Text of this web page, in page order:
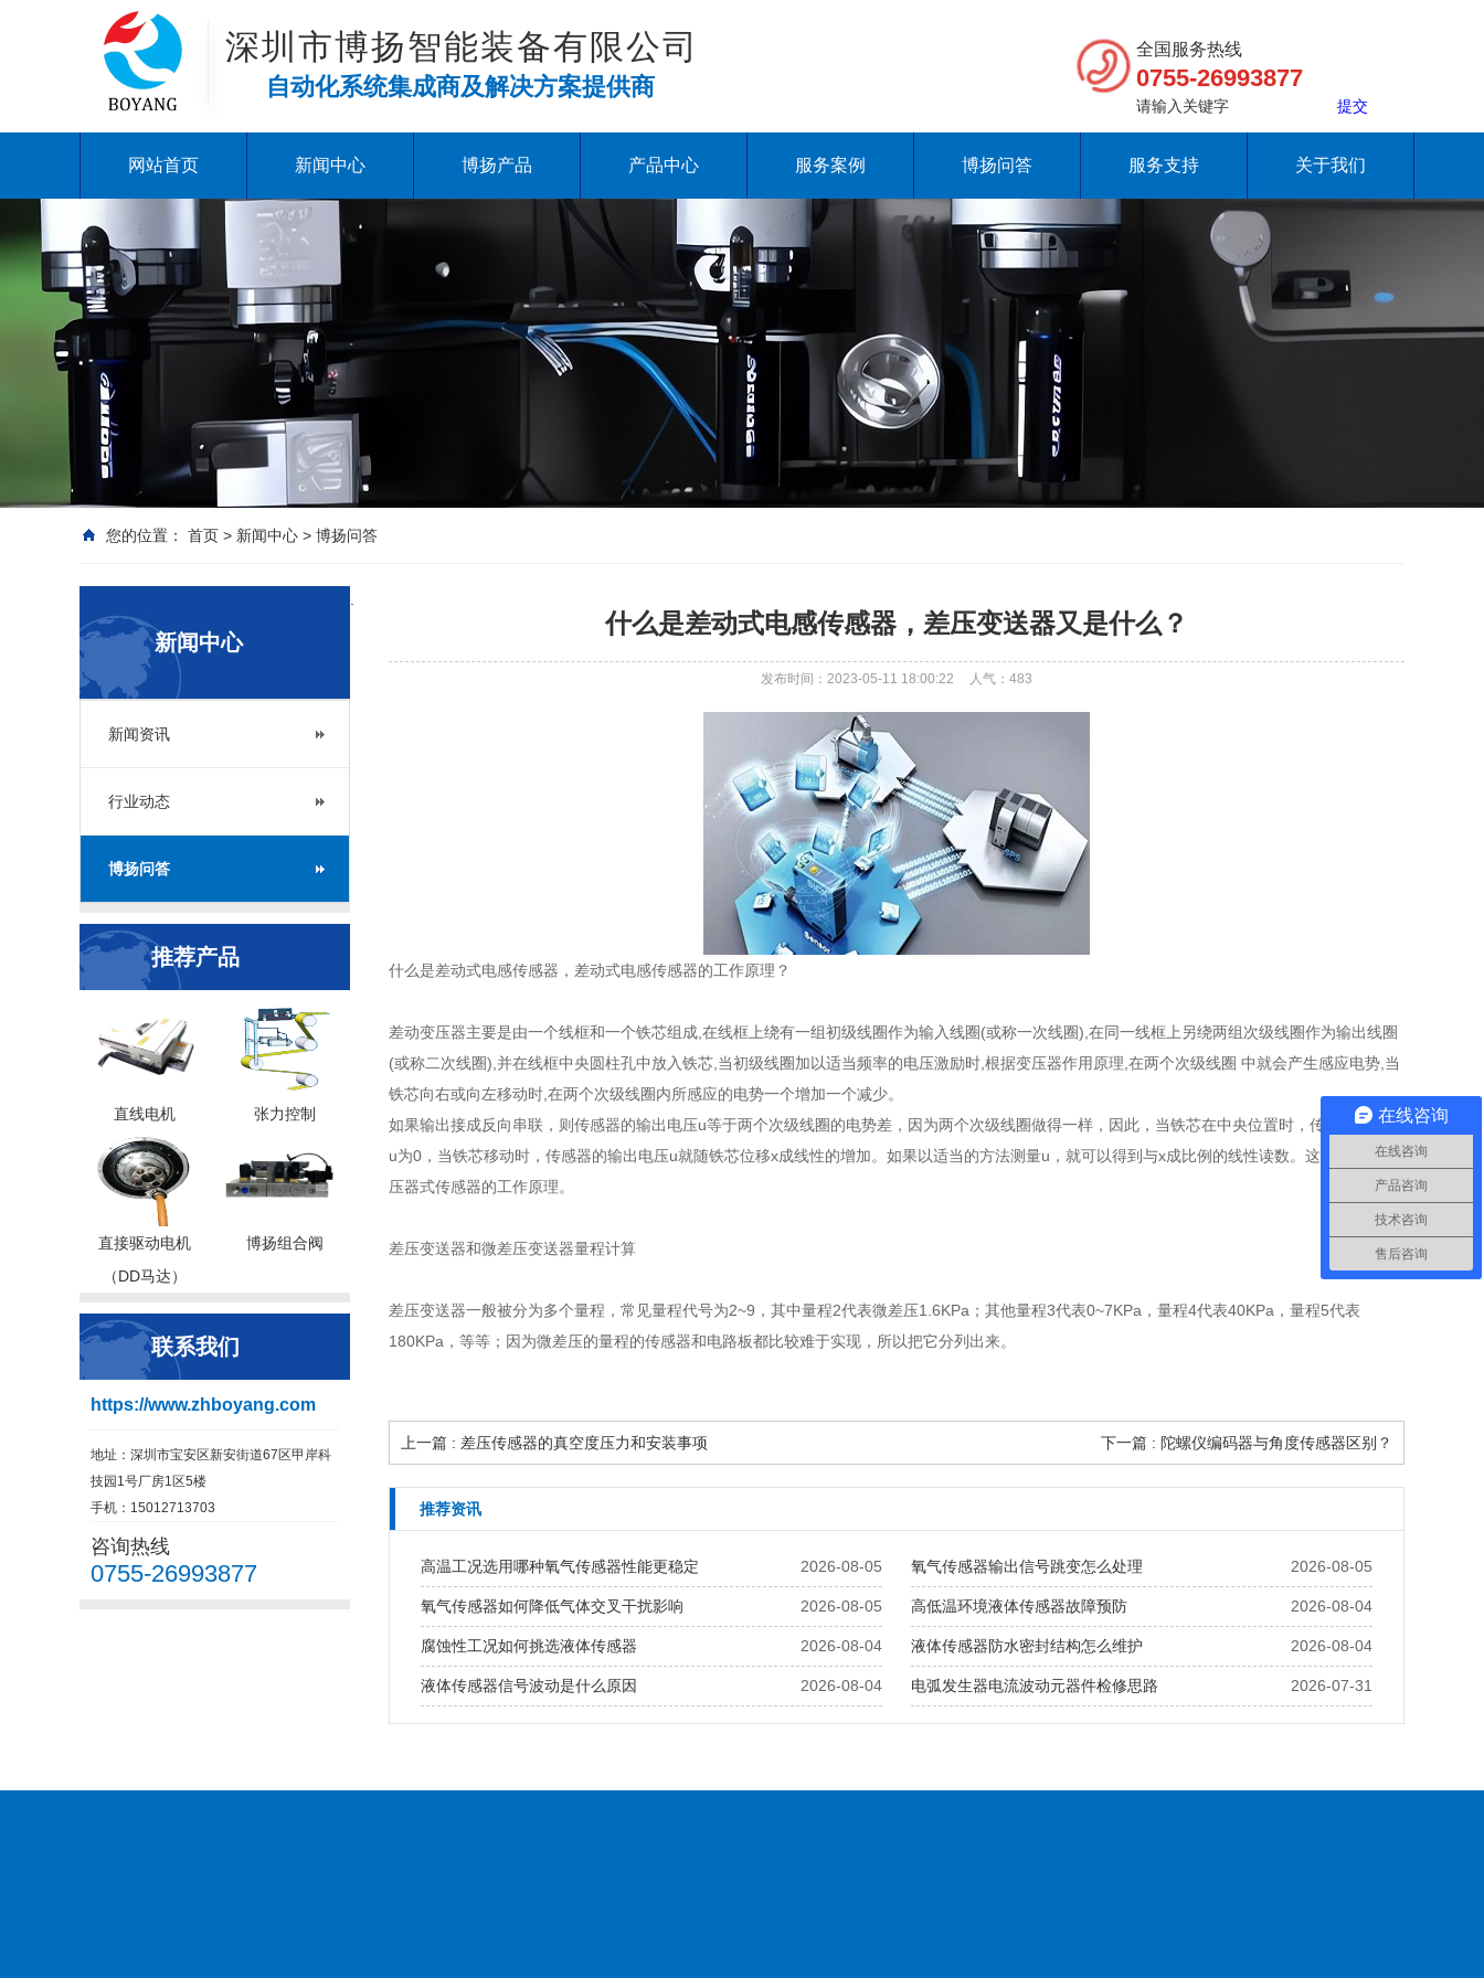
深圳市博扬智能装备有限公司
自动化系统集成商及解决方案提供商
全国服务热线
0755-26993877
网站首页 新闻中心 博扬产品 产品中心 服务案例 博扬问答 服务支持 关于我们
您的位置： 首页 > 新闻中心 > 博扬问答
新闻中心
新闻资讯
行业动态
博扬问答
推荐产品
直线电机 张力控制
直接驱动电机
（DD马达）
博扬组合阀
联系我们
https://www.zhboyang.com
地址：深圳市宝安区新安街道67区甲岸科
技园1号厂房1区5楼
手机：15012713703
咨询热线
0755-26993877
什么是差动式电感传感器，差压变送器又是什么？
发布时间：2023-05-11 18:00:22 人气： 483
什么是差动式电感传感器，差动式电感传感器的工作原理？
差动变压器主要是由一个线框和一个铁芯组成,在线框上绕有一组初级线圈作为输入线圈(或称一次线圈),在同一线框上另绕两组次级线圈作为输出线圈
(或称二次线圈),并在线框中央圆柱孔中放入铁芯,当初级线圈加以适当频率的电压激励时,根据变压器作用原理,在两个次级线圈 中就会产生感应电势,当
铁芯向右或向左移动时,在两个次级线圈内所感应的电势一个增加一个减少。
如果输出接成反向串联，则传感器的输出电压u等于两个次级线圈的电势差，因为两个次级线圈做得一样，因此，当铁芯在中央位置时，传感器的电压
u为0，当铁芯移动时，传感器的输出电压u就随铁芯位移x成线性的增加。如果以适当的方法测量u，就可以得到与x成比例的线性读数。这就是差动变
压器式传感器的工作原理。
差压变送器和微差压变送器量程计算
差压变送器一般被分为多个量程，常见量程代号为2~9，其中量程2代表微差压1.6KPa；其他量程3代表0~7KPa，量程4代表40KPa，量程5代表
180KPa，等等；因为微差压的量程的传感器和电路板都比较难于实现，所以把它分列出来。
上一篇 : 差压传感器的真空度压力和安装事项 下一篇 : 陀螺仪编码器与角度传感器区别？
推荐资讯
2026-08-05
高温工况选用哪种氧气传感器性能更稳定 2026-08-05
氧气传感器输出信号跳变怎么处理
2026-08-05
氧气传感器如何降低气体交叉干扰影响 2026-08-04
高低温环境液体传感器故障预防
2026-08-04
腐蚀性工况如何挑选液体传感器 2026-08-04
液体传感器防水密封结构怎么维护
2026-08-04
液体传感器信号波动是什么原因 2026-07-31
电弧发生器电流波动元器件检修思路
在线咨询
在线咨询
产品咨询
技术咨询
售后咨询